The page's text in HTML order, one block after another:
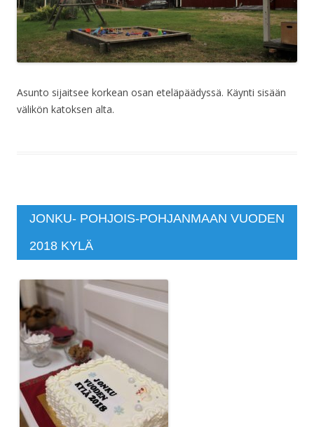
Asunto sijaitsee korkean osan eteläpäädyssä. Käynti sisään
välikön katoksen alta.
JONKU- POHJOIS-POHJANMAAN VUODEN
2018 KYLÄ